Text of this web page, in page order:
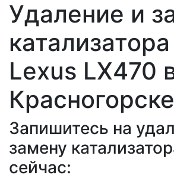
Удаление и
Lexus LX470
Красногорске
Запишитесь на
замену
сейчас: